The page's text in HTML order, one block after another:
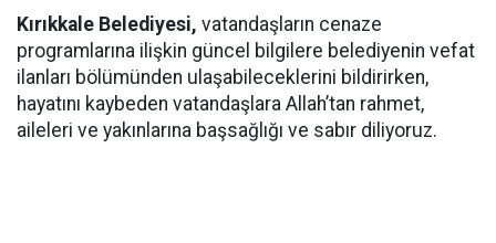
Kırıkkale Belediyesi, vatandaşların cenaze
programlarına ilişkin güncel bilgilere belediyenin vefat
ilanları bölümünden ulaşabileceklerini bildirirken,
hayatını kaybeden vatandaşlara Allah’tan rahmet,
aileleri ve yakınlarına başsağlığı ve sabır diliyoruz.